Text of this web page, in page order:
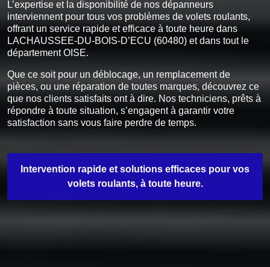
L’expertise et la disponibilité de nos dépanneurs
interviennent pour tous vos problèmes de volets roulants,
offrant un service rapide et efficace à toute heure dans
LACHAUSSEE-DU-BOIS-D’ECU (60480) et dans tout le
département OISE.
Que ce soit pour un déblocage, un remplacement de
pièces, ou une réparation de toutes marques, découvrez ce
que nos clients satisfaits ont à dire. Nos techniciens, prêts à
répondre à toute situation, s’engagent à garantir votre
satisfaction sans vous faire perdre de temps.
Intervention rapide et solutions efficaces pour vos
volets roulants, à toute heure.